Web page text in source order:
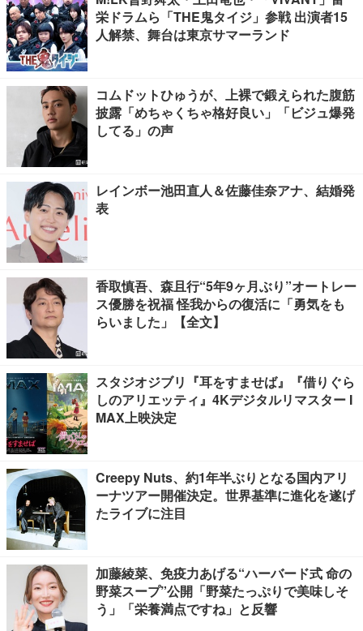
栄ドラムら「THE鬼タイジ」参戦 出演者15
人解禁、舞台は東京サマーランド
コムドットひゅうが、上裸で鍛えられた腹筋
披露「めちゃくちゃ格好良い」「ビジュ爆発
してる」の声
レインボー池田直人＆佐藤佳奈アナ、結婚発
表
香取慎吾、森且行“5年9ヶ月ぶり”オートレー
ス優勝を祝福 怪我からの復活に「勇気をも
らいました」【全文】
スタジオジブリ『耳をすませば』『借りぐら
しのアリエッティ』4Kデジタルリマスター I
MAX上映決定
Creepy Nuts、約1年半ぶりとなる国内アリ
ーナツアー開催決定。世界基準に進化を遂げ
たライブに注目
加藤綾菜、免疫力あげる“ハーバード式 命の
野菜スープ”公開「野菜たっぷりで美味しそ
う」「栄養満点ですね」と反響